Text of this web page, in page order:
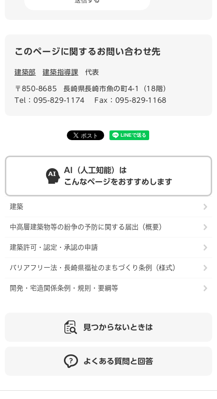
このページに関するお問い合わせ先
建築部 建築指導課 代表
〒850-8685
長崎県長崎市魚の町4-1（18階）
Tel：095-829-1174
Fax：095-829-1168
AI（人工知能）は
こんなページをおすすめします
建築
中高層建築物等の紛争の予防に関する届出（概要）
建築許可・認定・承認の申請
バリアフリー法・長崎県福祉のまちづくり条例（様式）
開発・宅造関係条例・規則・要綱等
見つからないときは
よくある質問と回答